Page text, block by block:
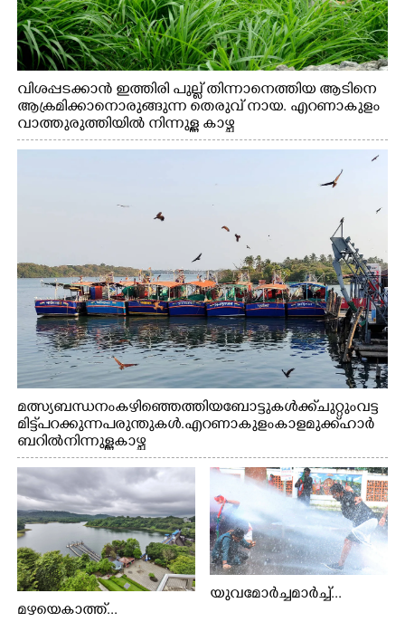
വിശപ്പടക്കാൻ ഇത്തിരി പുല്ല് തിന്നാനെത്തിയ ആടിനെ
ആക്രമിക്കാനൊരുങ്ങുന്ന തെരുവ് നായ. എറണാകുളം
വാത്തുരുത്തിയിൽ നിന്നുള്ള കാഴ്ച
മത്സ്യബന്ധനം കഴിഞ്ഞെത്തിയ ബോട്ടുകൾക്ക് ചുറ്റും വട്ട
മിട്ട് പറക്കുന്ന പരുന്തുകൾ. എറണാകുളം കാളമുക്ക് ഹാർ
ബറിൽ നിന്നുള്ള കാഴ്ച
മഴയെകാത്ത്...
യുവമോർച്ചമാർച്ച്...